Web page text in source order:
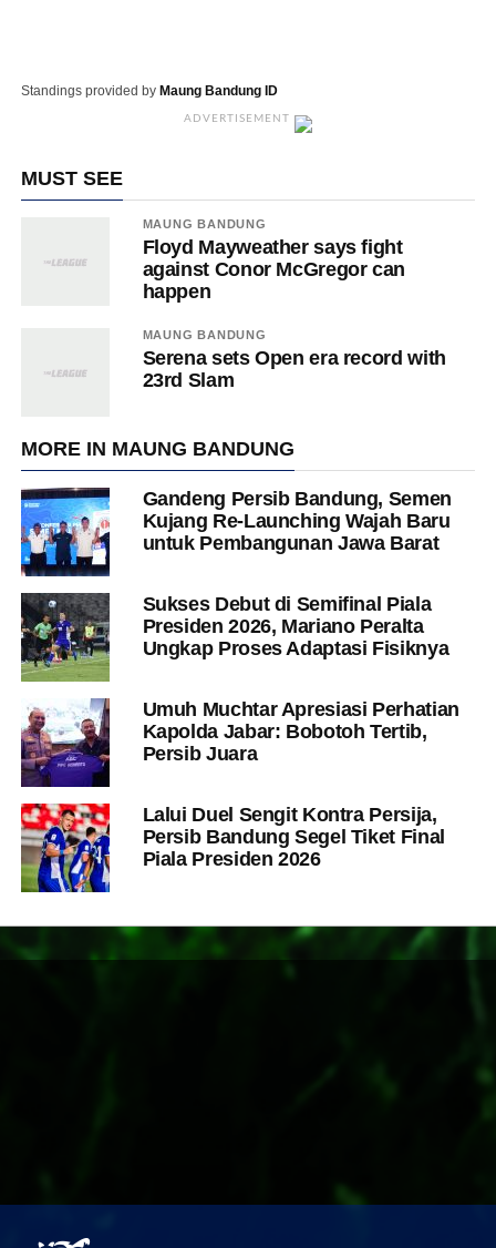
Standings provided by Maung Bandung ID
ADVERTISEMENT
MUST SEE
MAUNG BANDUNG
Floyd Mayweather says fight
against Conor McGregor can
happen
MAUNG BANDUNG
Serena sets Open era record with
23rd Slam
MORE IN MAUNG BANDUNG
Gandeng Persib Bandung, Semen
Kujang Re-Launching Wajah Baru
untuk Pembangunan Jawa Barat
Sukses Debut di Semifinal Piala
Presiden 2026, Mariano Peralta
Ungkap Proses Adaptasi Fisiknya
Umuh Muchtar Apresiasi Perhatian
Kapolda Jabar: Bobotoh Tertib,
Persib Juara
Lalui Duel Sengit Kontra Persija,
Persib Bandung Segel Tiket Final
Piala Presiden 2026